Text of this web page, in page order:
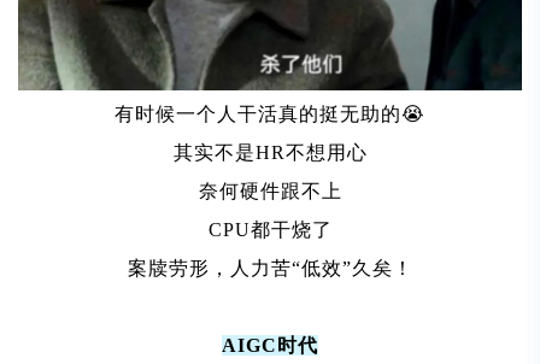
有时候一个人干活真的挺无助的😭
其实不是HR不想用心
奈何硬件跟不上
CPU都干烧了
案牍劳形，人力苦“低效”久矣！
AIGC时代